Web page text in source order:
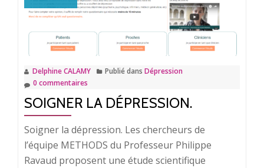
Delphine CALAMY Publié dans Dépression
0 commentaires
SOIGNER LA DÉPRESSION.
Soigner la dépression. Les chercheurs de
l’équipe METHODS du Professeur Philippe
Ravaud proposent une étude scientifique